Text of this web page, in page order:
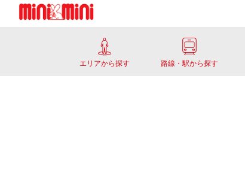
エリアから探す 路線・駅から探す